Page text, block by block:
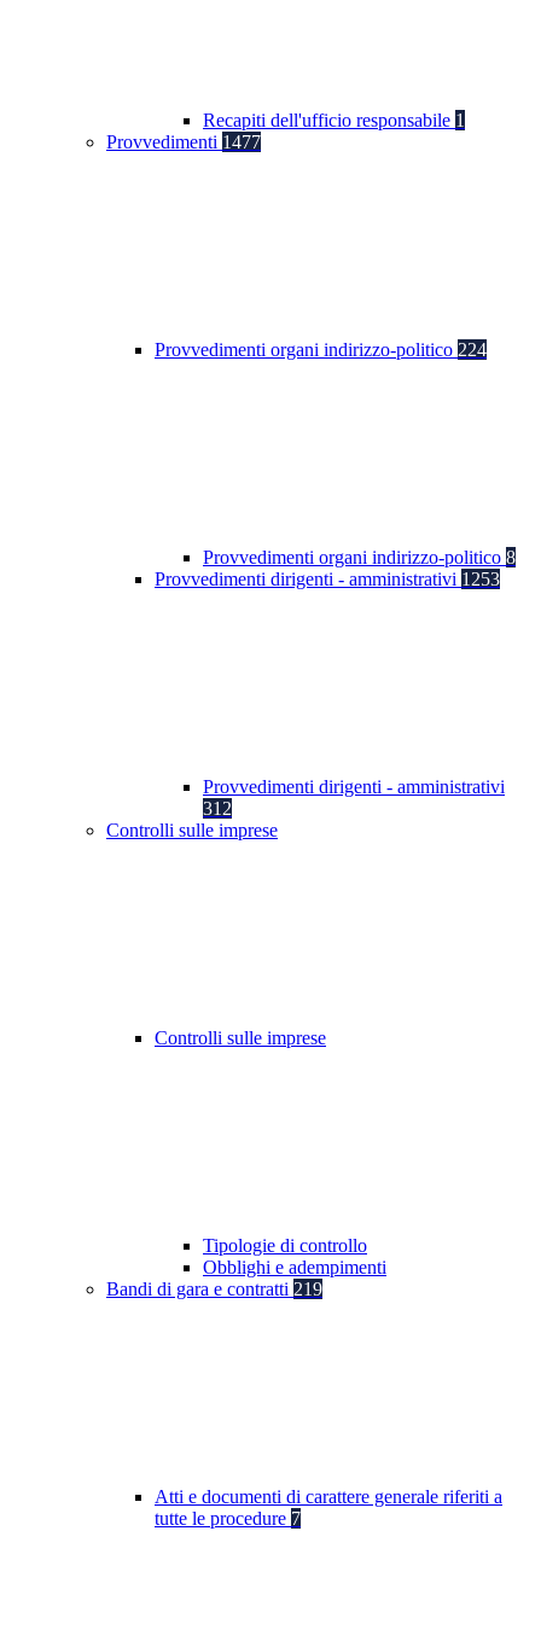
Recapiti dell'ufficio responsabile 1
Provvedimenti 1477
Provvedimenti organi indirizzo-politico 224
Provvedimenti organi indirizzo-politico 8
Provvedimenti dirigenti - amministrativi 1253
Provvedimenti dirigenti - amministrativi
312
Controlli sulle imprese
Controlli sulle imprese
Tipologie di controllo
Obblighi e adempimenti
Bandi di gara e contratti 219
Atti e documenti di carattere generale riferiti a
tutte le procedure 7